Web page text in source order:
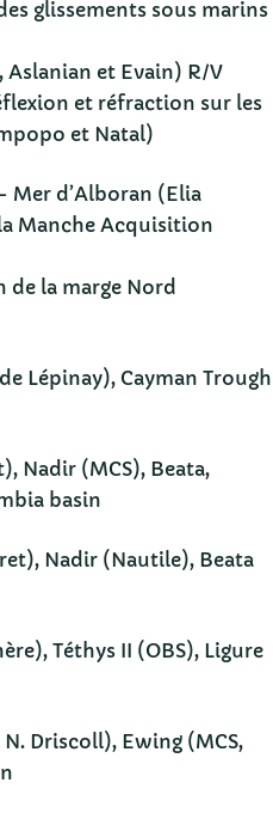
glissements sous marins
Aslanian et Evain) R/V
et réfraction sur les
et Natal)
Mer d’Alboran (Elia
Manche Acquisition
la marge Nord
Lépinay), Cayman Trough
Nadir (MCS), Beata,
basin
Nadir (Nautile), Beata
Téthys II (OBS), Ligure
Driscoll), Ewing (MCS,